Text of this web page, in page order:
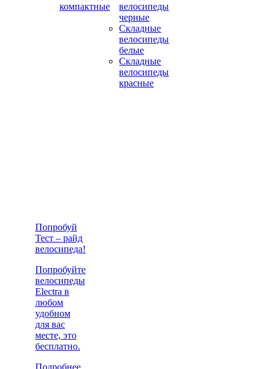
компактные
велосипеды
черные
Складные
велосипеды
белые
Складные
велосипеды
красные
Попробуй
Тест – райд
велосипеда!
Попробуйте
велосипеды
Electra в
любом
удобном
для вас
месте, это
бесплатно.
Подробнее